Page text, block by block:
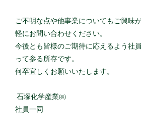
ご不明な点や他事業についてもご興味
軽にお問い合わせください。
今後とも皆様のご期待に応えるよう社
って参る所存です。
何卒宜しくお願いいたします。
石塚化学産業㈱
社員一同